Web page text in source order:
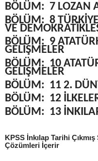
BÖLÜM: 7 LOZAN
BÖLÜM: 8
VE
BÖLÜM: 9
GELİŞMELER
BÖLÜM: 10
GELİŞMELER
BÖLÜM: 11 2.
BÖLÜM: 12
BÖLÜM: 13
KPSS İnkılap Tarihi
Çözümleri İçerir